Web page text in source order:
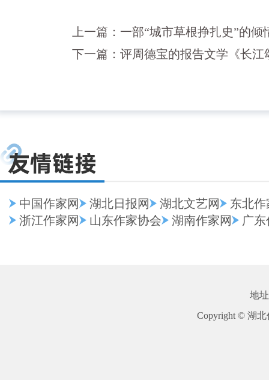
上一篇： 一部“城市草根挣扎史”的
下一篇： 评周德宝的报告文学《长江
中国作家网 湖北日报网 湖北文艺网
东北作
浙江作家网
山东作家协会 湖南作家网 广
地
Copyright © 湖北